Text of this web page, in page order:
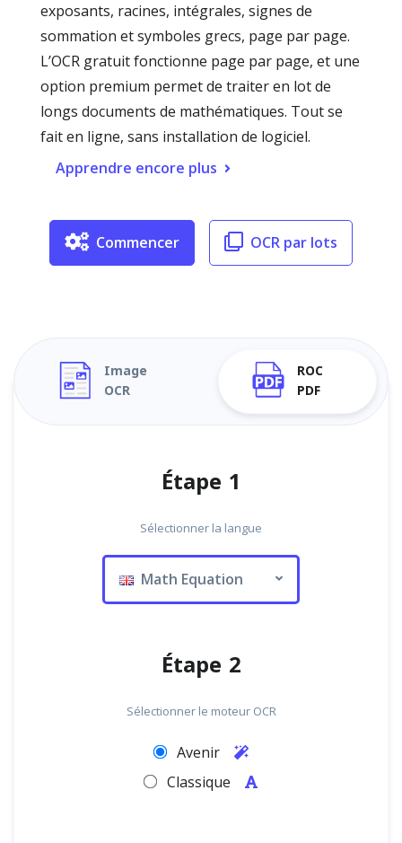
exposants, racines, intégrales, signes de
sommation et symboles grecs, page par page.
L’OCR gratuit fonctionne page par page, et une
option premium permet de traiter en lot de
longs documents de mathématiques. Tout se
fait en ligne, sans installation de logiciel.
Apprendre encore plus
Commencer OCR par lots
Image
OCR
ROC
PDF
Étape 1
Sélectionner la langue
Math Equation
Étape 2
Sélectionner le moteur OCR
Avenir
Classique